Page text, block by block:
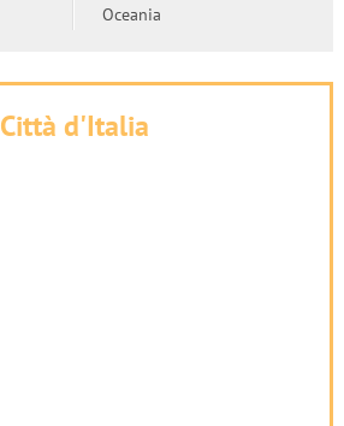
Oceania
Città d'Italia